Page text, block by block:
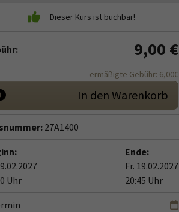
9,00 €
ermäßigte Gebühr: 6,00€
In den Warenkorb
27A1400
Uhr
Ende:
Fr. 19.02.2027
20:45 Uhr